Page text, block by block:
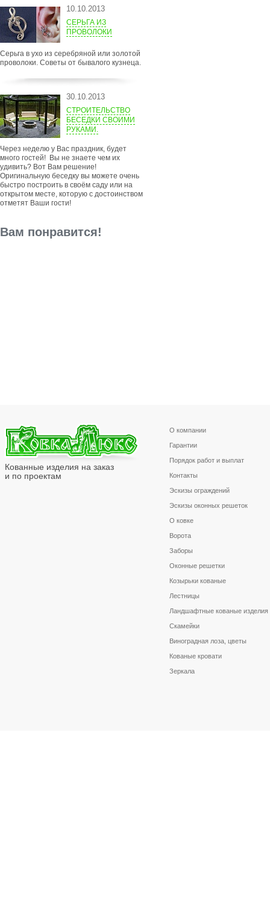
10.10.2013
СЕРЬГА ИЗ
ПРОВОЛОКИ
Серьга в ухо из серебряной или золотой
проволоки. Советы от бывалого кузнеца.
30.10.2013
СТРОИТЕЛЬСТВО
БЕСЕДКИ СВОИМИ
РУКАМИ.
Через неделю у Вас праздник, будет
много гостей! Вы не знаете чем их
удивить? Вот Вам решение!
Оригинальную беседку вы можете очень
быстро построить в своём саду или на
открытом месте, которую с достоинством
отметят Ваши гости!
Вам понравится!
Кованные изделия на заказ
и по проектам
О компании
Гарантии
Порядок работ и выплат
Контакты
Эскизы ограждений
Эскизы оконных решеток
О ковке
Ворота
Заборы
Оконные решетки
Козырьки кованые
Лестницы
Ландшафтные кованые изделия
Скамейки
Виноградная лоза, цветы
Кованые кровати
Зеркала